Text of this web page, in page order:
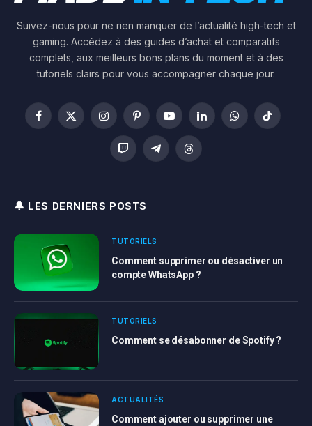
Suivez-nous pour ne rien manquer de l’actualité high-tech et
gaming. Accédez à des guides d’achat et comparatifs
complets, aux meilleurs bons plans du moment et à des
tutoriels clairs pour vous accompagner chaque jour.
Facebook
X
InstagramPinterestYouTubeLinkedInWhatsAppTikTok
Twitch TelegramThreads
🔔 LES DERNIERS POSTS
TUTORIELS
Comment supprimer ou désactiver un
compte WhatsApp ?
TUTORIELS
Comment se désabonner de Spotify ?
ACTUALITÉS
Comment ajouter ou supprimer une